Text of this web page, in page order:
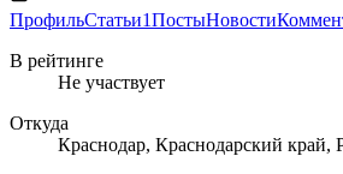
ПрофильСтатьи1ПостыНовости
В рейтинге
Не участвует
Откуда
Краснодар, Краснодарский край,